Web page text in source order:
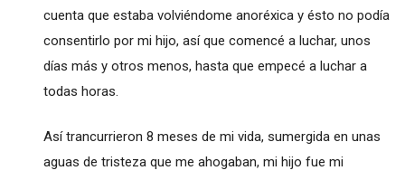
cuenta que estaba volviéndome anoréxica y ésto no podía
consentirlo por mi hijo, así que comencé a luchar, unos
días más y otros menos, hasta que empecé a luchar a
todas horas.
Así trancurrieron 8 meses de mi vida, sumergida en unas
aguas de tristeza que me ahogaban, mi hijo fue mi